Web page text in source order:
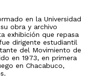
en la Universidad
obra y archivo
exhibición que repasa
dirigente estudiantil
del Movimiento de
en 1973, en primera
en Chacabuco,